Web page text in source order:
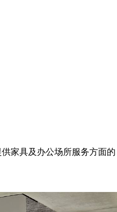
家具及办公场所服务方面的